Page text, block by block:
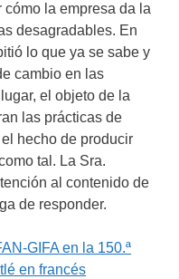
la empresa da la
desagradables. En
lo que ya se sabe y
cambio en las
el objeto de la
las prácticas de
hecho de producir
tal. La Sra.
al contenido de
de responder.
GIFA en la 150.ª
en francés